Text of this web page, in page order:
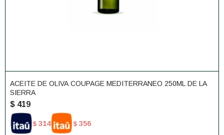
ACEITE DE OLIVA COUPAGE MEDITERRANEO 250ML DE LA
SIERRA
$ 419
$ 314 $ 356